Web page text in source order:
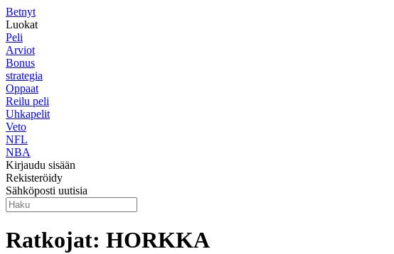
Betnyt
Luokat
Peli
Arviot
Bonus
strategia
Oppaat
Reilu peli
Uhkapelit
Veto
NFL
NBA
Kirjaudu sisään
Rekisteröidy
Sähköposti uutisia
Ratkojat: HORKKA